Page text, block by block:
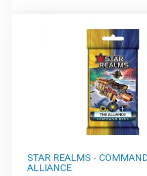
STAR REALMS -
ALLIANCE